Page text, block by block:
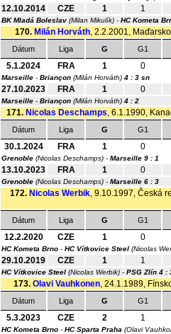
12.10.2014 CZE 1 1
BK Mladá Boleslav (Milan Mikulík) - HC Kometa
170. Milán Horváth, 2.2.2001,
Dátum Liga G G1
5.1.2024 FRA 1 0
Marseille - Briançon (Milán Horváth) 4 : 3 sn
27.10.2023 FRA 1 0
Marseille - Briançon (Milán Horváth) 4 : 2
171. Nicolas Deschamps, 6.1.1990,
Dátum Liga G G1
30.1.2024 FRA 1 0
Grenoble (Nicolas Deschamps) - Marseille 9 : 1
13.10.2023 FRA 1 0
Grenoble (Nicolas Deschamps) - Marseille 6 : 3
172. Nicolas Werbik, 9.10.1997, Česká
Dátum Liga G G1
12.2.2020 CZE 1 0
HC Kometa Brno - HC Vítkovice Steel (Nicolas
29.10.2019 CZE 1 1
HC Vítkovice Steel (Nicolas Werbik) - PSG Zlín 4 :
173. Olavi Vauhkonen, 24.1.1989,
Dátum Liga G G1
5.3.2023 CZE 2 1
HC Kometa Brno - HC Sparta Praha (Olavi